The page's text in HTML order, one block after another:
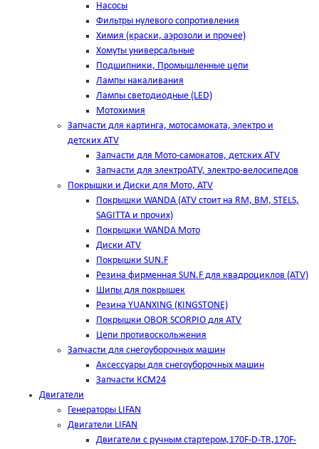
Насосы
Фильтры нулевого сопротивления
Химия (краски, аэрозоли и прочее)
Хомуты универсальные
Подшипники, Промышленные цепи
Лампы накаливания
Лампы светодиодные (LED)
Мотохимия
Запчасти для картинга, мотосамоката, электро и
детских ATV
Запчасти для Мото-самокатов, детских ATV
Запчасти для электроATV, электро-велосипедов
Покрышки и Диски для Мото, ATV
Покрышки WANDA (АТV стоит на RM, BM, STELS,
SAGITTA и прочих)
Покрышки WANDA Мото
Диски ATV
Покрышки SUN.F
Резина фирменная SUN.F для квадроциклов (АТV)
Шипы для покрышек
Резина YUANXING (KINGSTONE)
Покрышки OBOR SCORPIO для ATV
Цепи противоскольжения
Запчасти для снегоуборочных машин
Аксессуары для снегоуборочных машин
Запчасти КСМ24
Двигатели
Генераторы LIFAN
Двигатели LIFAN
Двигатели с ручным стартером,170F-D-TR,170F-